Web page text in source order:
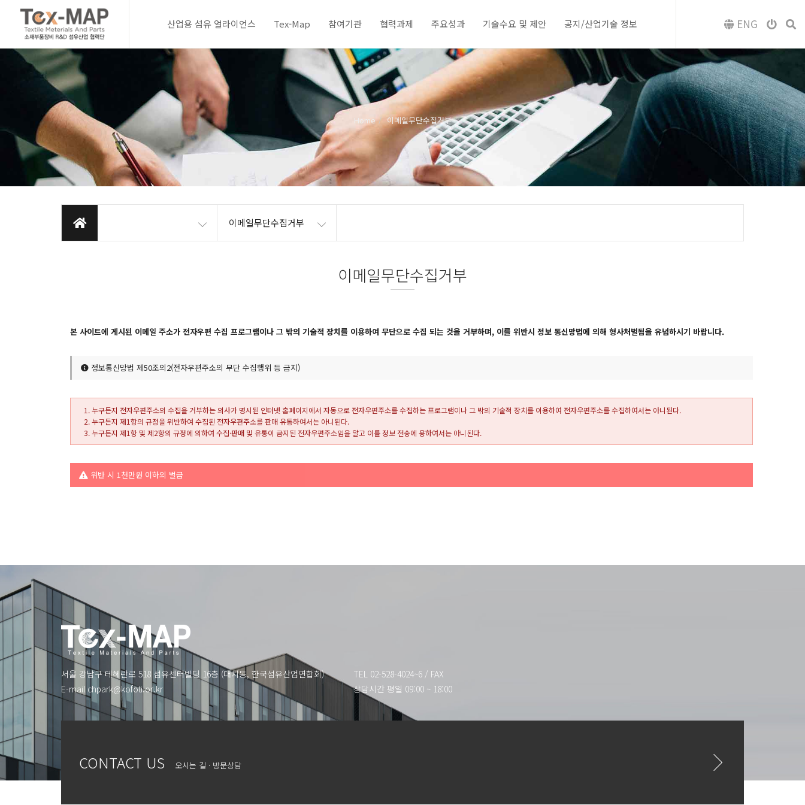
산업용 섬유 얼라이언스 Tex-Map 참여기관 협력과제 주요성과 기술수요 및 제안 공지/산업기술 정보 ENG
Home 이메일무단수집거부
이메일무단수집거부
이메일무단수집거부
본 사이트에 게시된 이메일 주소가 전자우편 수집 프로그램이나 그 밖의 기술적 장치를 이용하여 무단으로 수집 되는 것을 거부하며, 이를 위반시 정보 통신망법에 의해 형사처벌됨을 유념하시기 바랍니다.
정보통신망법 제50조의2(전자우편주소의 무단 수집행위 등 금지)
누구든지 전자우편주소의 수집을 거부하는 의사가 명시된 인터넷 홈페이지에서 자동으로 전자우편주소를 수집하는 프로그램이나 그 밖의 기술적 장치를 이용하여 전자우편주소를 수집하여서는 아니된다.
누구든지 제1항의 규정을 위반하여 수집된 전자우편주소를 판매 유통하여서는 아니된다.
누구든지 제1항 및 제2항의 규정에 의하여 수집·판매 및 유통이 금지된 전자우편주소임을 알고 이를 정보 전송에 용하여서는 아니된다.
위반 시 1천만원 이하의 벌금
서울 강남구 테헤란로 518 섬유센터빌딩 16층 (대치동, 한국섬유산업연합회)
E-mail chpark@kofoti.or.kr
TEL 02-528-4024~6 / FAX
상담시간 평일 09:00 ~ 18:00
CONTACT US 오시는 길 · 방문상담